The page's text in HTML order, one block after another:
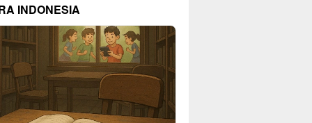
INDONESIA